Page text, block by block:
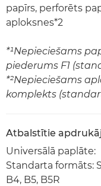
papīrs, perforēts
aploksnes*2
*¹Nepieciešams
piederums F1
*²Nepieciešams
komplekts
Atbalstītie
Universālā paplāte:
Standarta formāts:
B4, B5, B5R